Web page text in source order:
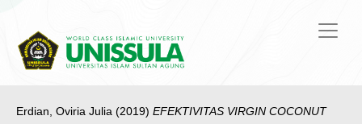
Erdian, Oviria Julia (2019) EFEKTIVITAS VIRGIN COCONUT